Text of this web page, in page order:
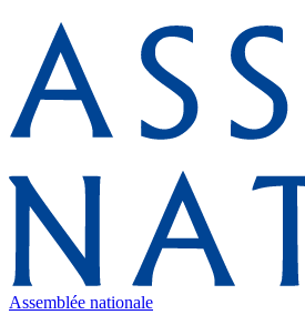
Assemblée nationale